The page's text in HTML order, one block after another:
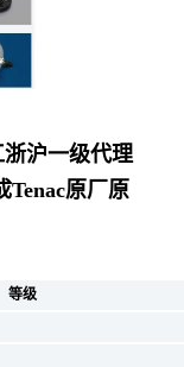
浙沪一级代理
Tenac原厂原
等级